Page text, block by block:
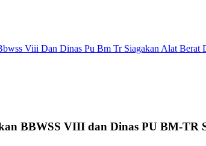
Viii Dan Dinas Pu Bm Tr Siagakan Alat
BBWSS VIII dan Dinas PU BM-TR